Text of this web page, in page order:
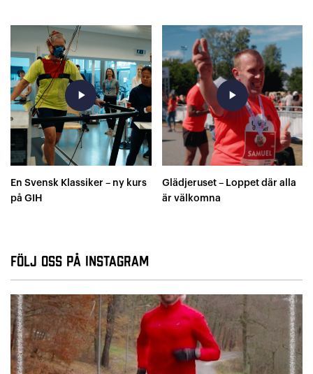
play_arrow
En Svensk Klassiker – ny kurs
på GIH
play_arrow
Glädjeruset – Loppet där alla
är välkomna
Följ oss på Instagram